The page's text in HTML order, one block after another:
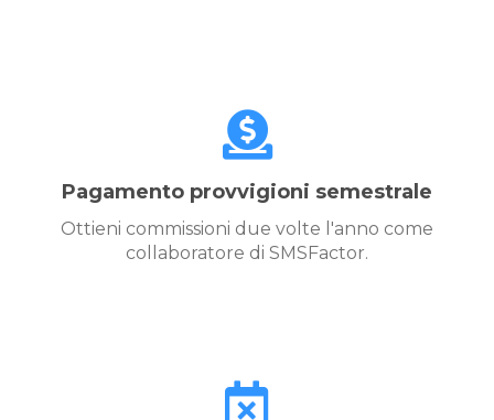
Pagamento provvigioni semestrale
Ottieni commissioni due volte l'anno come
collaboratore di SMSFactor.